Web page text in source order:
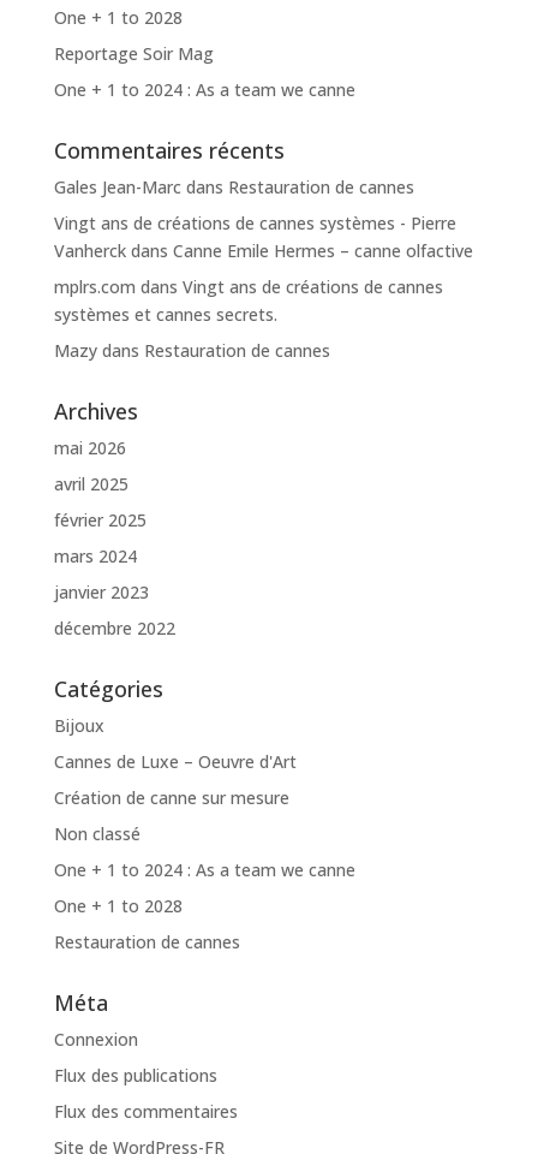
One + 1 to 2028
Reportage Soir Mag
One + 1 to 2024 : As a team we canne
Commentaires récents
Gales Jean-Marcdans Restauration de cannes
Vingt ans de créations de cannes systèmes - Pierre
Vanherckdans Canne Emile Hermes – canne olfactive
mplrs.com dans Vingt ans de créations de cannes
systèmes et cannes secrets.
Mazydans Restauration de cannes
Archives
mai 2026
avril 2025
février 2025
mars 2024
janvier 2023
décembre 2022
Catégories
Bijoux
Cannes de Luxe – Oeuvre d'Art
Création de canne sur mesure
Non classé
One + 1 to 2024 : As a team we canne
One + 1 to 2028
Restauration de cannes
Méta
Connexion
Flux des publications
Flux des commentaires
Site de WordPress-FR